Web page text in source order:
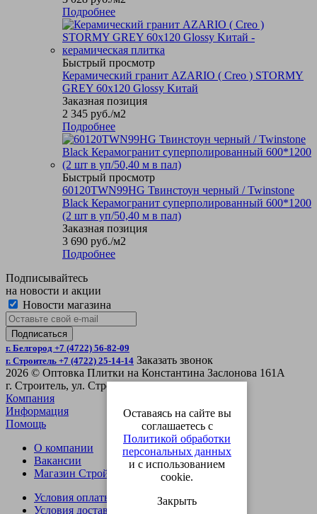
Подробнее
Быстрый просмотр
Керамический гранит AZARIO ( Creo ) STORMY
GREY 60х120 Glossy Kитай
Заказная позиция
2 345 руб./м2
Подробнее
Быстрый просмотр
60120TWN99HG Твинстоун черный / Twinstone
Black Керамогранит суперполированный 600*1200
(2 шт в уп/50,40 м в пал)
Заказная позиция
3 690 руб./м2
Подробнее
Подписывайтесь
на новости и акции
Новости магазина
г. Белгород +7 (4722) 56-82-09
г. Строитель +7 (4722) 25-14-14 Заказать звонок
2026 © Оптовка Плитки на Константина Заслонова 161А
г. Строитель, ул. Строительная 4Б
Компания
Информация
Помощь
О компании
Вакансии
Магазин СтройОпт
Условия оплаты
Условия доставки
Оставаясь на сайте вы
соглашаетесь с
Политикой обработки
персональных данных
и с использованием
cookie.
Закрыть